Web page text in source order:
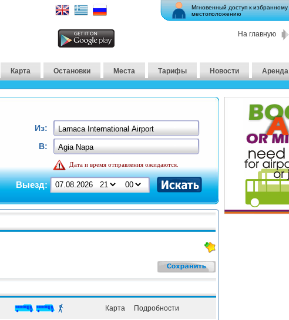
Мгновенный доступ к избранному
местоположению
На главную
Карта Остановки Места Тарифы Новости Аренда
Из:
В:
Дата и время отправления ожидаются.
Выезд:
Карта Подробности